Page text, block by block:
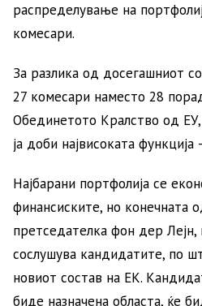
распределување на
комесари.
За разлика од досегашниот
27 комесари наместо 28
Обединетото Кралство од
ја доби највисоката
Најбарани портфолија се
финансиските, но конечната
претседателка фон дер Лејн,
сослушува кандидатите, по
новиот состав на ЕК.
биде назначена областа, ќе